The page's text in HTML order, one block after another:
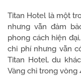
Titan Hotel là một
nhưng vẫn đảm
phong cách hiện
chi phí nhưng vẫn
Titan Hotel, du
Vàng chỉ trong vòng